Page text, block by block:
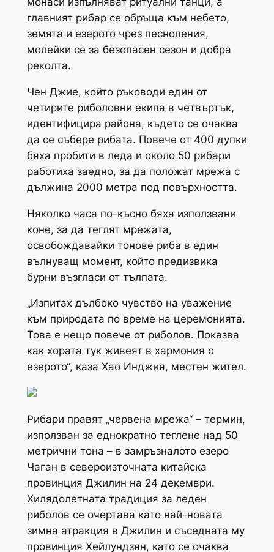
главният рибар се обръща към небето,
земята и езерото чрез песнопения,
молейки се за безопасен сезон и добра
реколта.
Чен Джие, който ръководи един от
четирите риболовни екипа в четвъртък,
идентифицира района, където се очаква
да се събере рибата. Повече от 400 дупки
бяха пробити в леда и около 50 рибари
работиха заедно, за да положат мрежа с
дължина 2000 метра под повърхността.
Няколко часа по-късно бяха използвани
коне, за да теглят мрежата,
освобождавайки тонове риба в един
вълнуващ момент, който предизвика
бурни възгласи от тълпата.
„Изпитах дълбоко чувство на уважение
към природата по време на церемонията.
Това е нещо повече от риболов. Показва
как хората тук живеят в хармония с
езерото“, каза Хао Инджия, местен жител.
Рибари правят „червена мрежа“ – термин,
използван за еднократно теглене над 50
метрични тона – в замръзналото езеро
Чаган в североизточната китайска
провинция Джилин на 24 декември.
Хилядолетната традиция за леден
риболов се очертава като най-новата
зимна атракция в Джилин и съседната му
провинция Хейлундзян, като се очаква